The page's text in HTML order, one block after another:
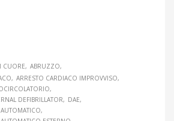
CUORE
ABRUZZO
ARRESTO CARDIACO IMPROVVISO
DEFIBRILLATOR
DAE